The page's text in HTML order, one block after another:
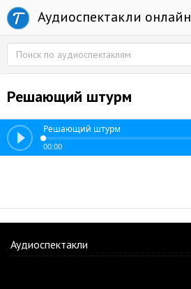
Аудиоспектакли онлайн
Решающий штурм
Решающий штурм
00:00
Аудиоспектакли